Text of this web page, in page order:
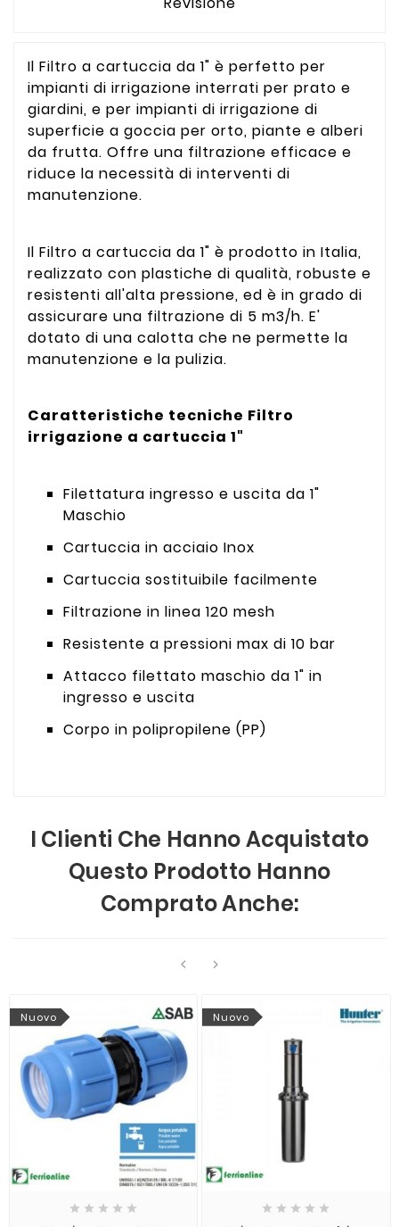
Il Filtro a cartuccia da 1" è perfetto per
impianti di irrigazione interrati per prato e
giardini, e per impianti di irrigazione di
superficie a goccia per orto, piante e alberi
da frutta. Offre una filtrazione efficace e
riduce la necessità di interventi di
manutenzione.
Il Filtro a cartuccia da 1" è prodotto in Italia,
realizzato con plastiche di qualità, robuste e
resistenti all'alta pressione, ed è in grado di
assicurare una filtrazione di 5 m3/h. E'
dotato di una calotta che ne permette la
manutenzione e la pulizia.
Caratteristiche tecniche Filtro
irrigazione a cartuccia 1"
Filettatura ingresso e uscita da 1"
Maschio
Cartuccia in acciaio Inox
Cartuccia sostituibile facilmente
Filtrazione in linea 120 mesh
Resistente a pressioni max di 10 bar
Attacco filettato maschio da 1" in
ingresso e uscita
Corpo in polipropilene (PP)
I Clienti Che Hanno Acquistato
Questo Prodotto Hanno
Comprato Anche:
 
Nuovo
    
Nuovo
    